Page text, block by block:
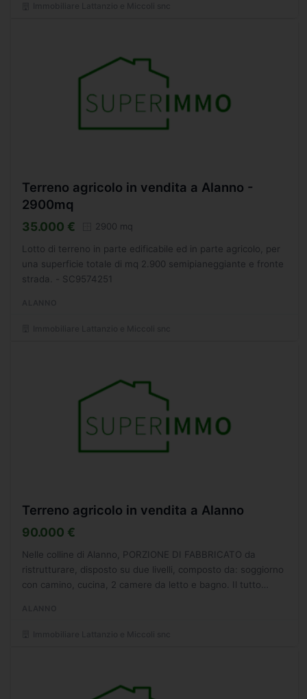
Terreno agricolo in vendita a Alanno -
2900mq
35.000 € 2900 mq
Lotto di terreno in parte edificabile ed in parte agricolo, per
una superficie totale di mq 2.900 semipianeggiante e fronte
strada. - SC9574251
Terreno agricolo in vendita a Alanno
90.000 €
Nelle colline di Alanno, PORZIONE DI FABBRICATO da
ristrutturare, disposto su due livelli, composto da: soggiorno
con camino, cucina, 2 camere da letto e bagno. Il tutto